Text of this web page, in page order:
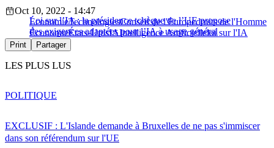
Loi sur l’IA : la présidence tchèque de l’UE propose
des exigences adaptées pour l’IA à usage général
Oct 10, 2022 - 14:47
ÉconomieTechnologiesConseil de l'Europedroits de l'Homme
ÉconomieÉtats-UnisIAIntelligence Artificielleloi sur l'IA
Print Partager
LES PLUS LUS
EXCLUSIF : L'Islande demande à Bruxelles de ne pas s'immiscer
dans son référendum sur l'UE
POLITIQUE